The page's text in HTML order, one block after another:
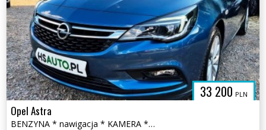
33 200 PLN
Opel Astra
BENZYNA * nawigacja * KAMERA * atrakcyjny wygląd * OKAZJA